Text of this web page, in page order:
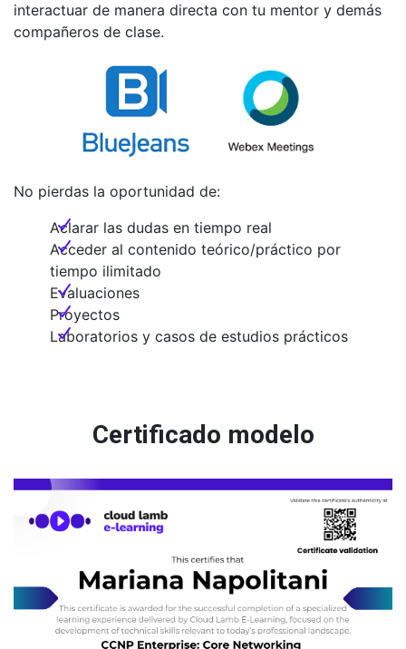
interactuar de manera directa con tu mentor y demás
compañeros de clase.
No pierdas la oportunidad de:
Aclarar las dudas en tiempo real
Acceder al contenido teórico/práctico por
tiempo ilimitado
Evaluaciones
Proyectos
Laboratorios y casos de estudios prácticos
Certificado modelo